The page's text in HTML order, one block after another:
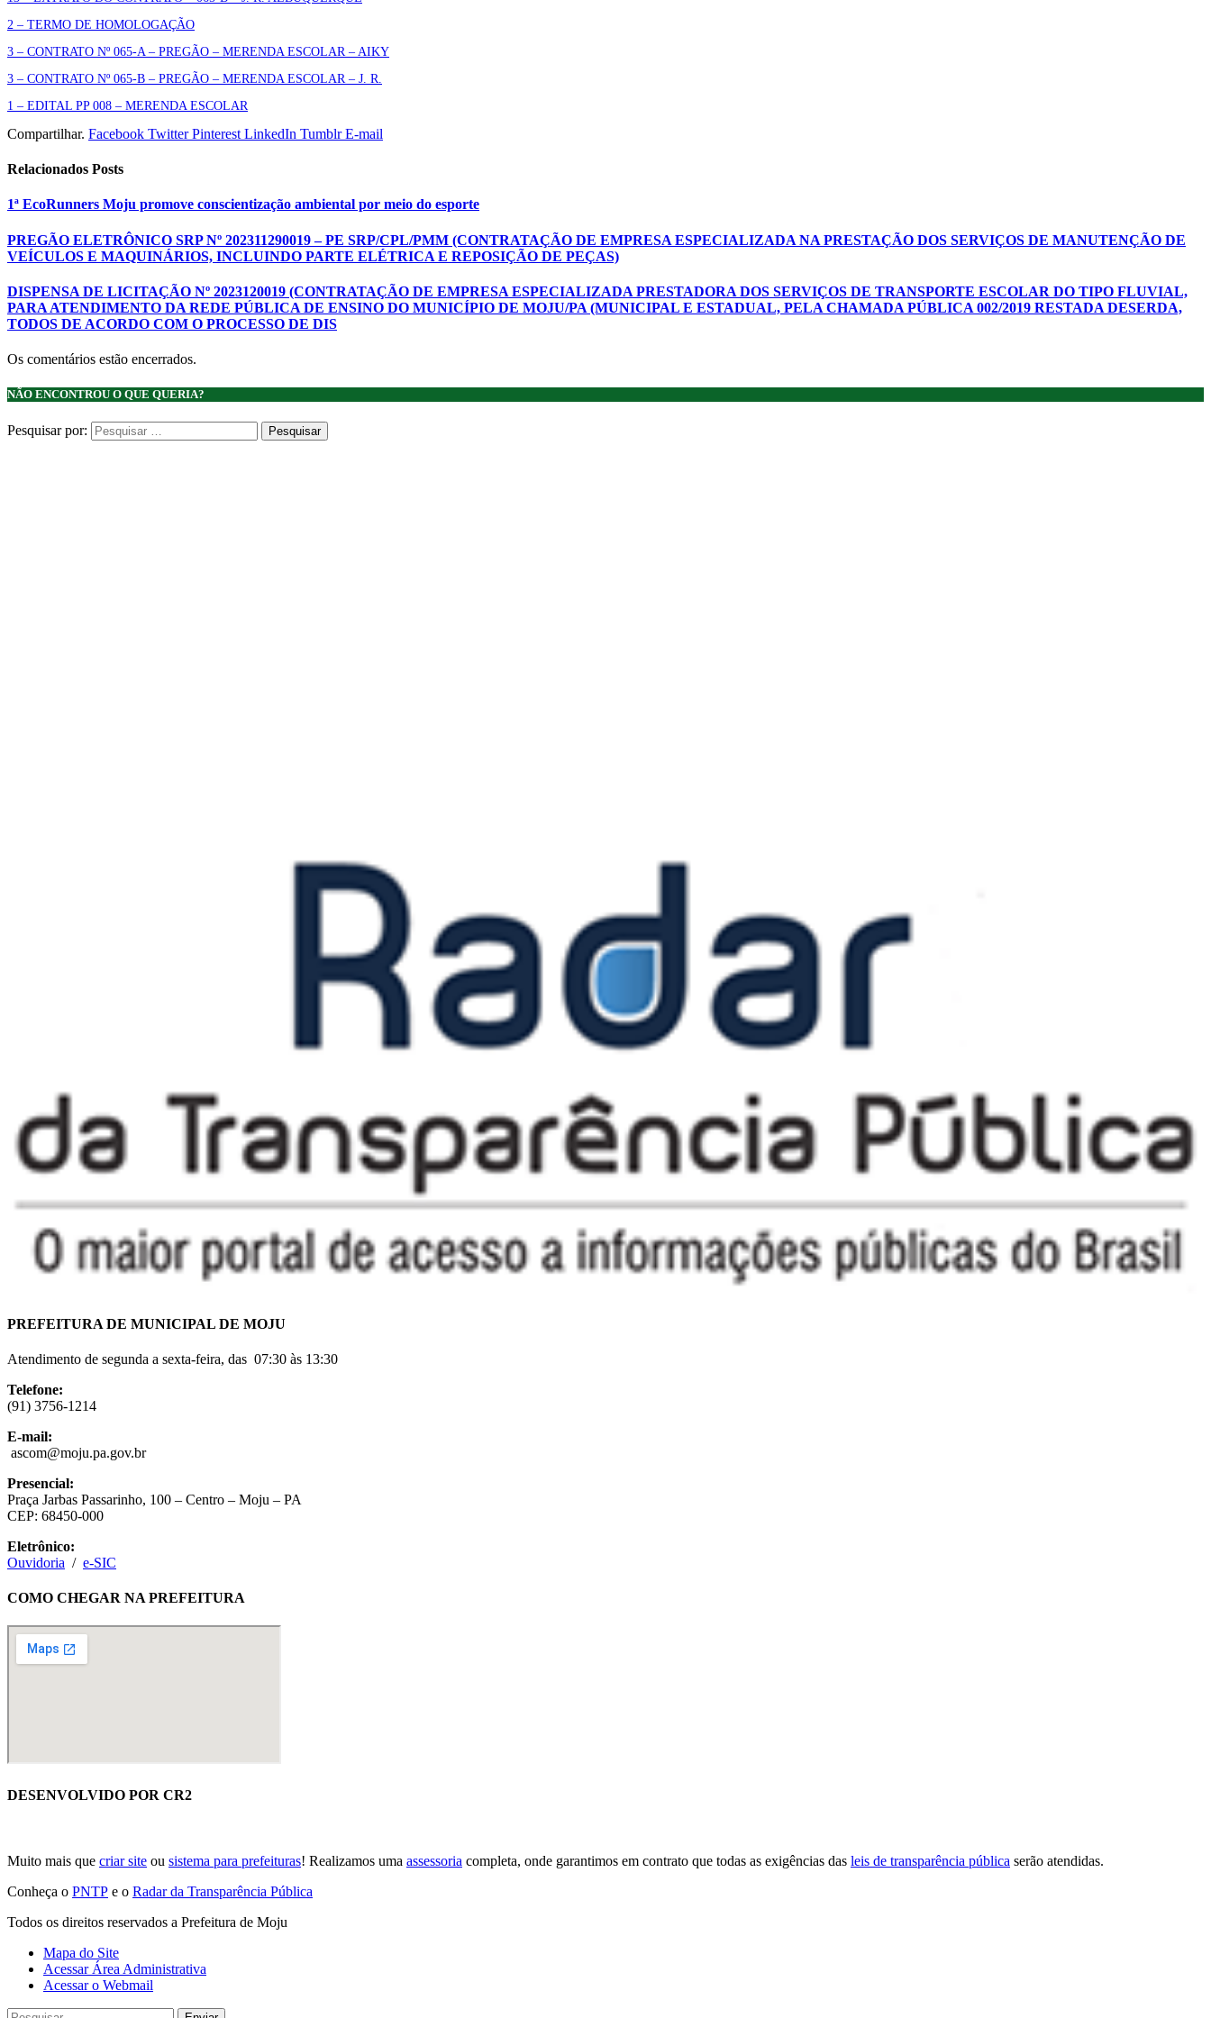
2 – TERMO DE HOMOLOGAÇÃO
3 – CONTRATO Nº 065-A – PREGÃO – MERENDA ESCOLAR – AIKY
3 – CONTRATO Nº 065-B – PREGÃO – MERENDA ESCOLAR – J. R.
1 – EDITAL PP 008 – MERENDA ESCOLAR
Compartilhar. Facebook Twitter Pinterest LinkedIn Tumblr E-mail
Relacionados Posts
1ª EcoRunners Moju promove conscientização ambiental por meio do esporte
PREGÃO ELETRÔNICO SRP Nº 202311290019 – PE SRP/CPL/PMM (CONTRATAÇÃO DE EMPRESA ESPECIALIZADA NA PRESTAÇÃO DOS SERVIÇOS DE MANUTENÇÃO DE
VEÍCULOS E MAQUINÁRIOS, INCLUINDO PARTE ELÉTRICA E REPOSIÇÃO DE PEÇAS)
DISPENSA DE LICITAÇÃO Nº 2023120019 (CONTRATAÇÃO DE EMPRESA ESPECIALIZADA PRESTADORA DOS SERVIÇOS DE TRANSPORTE ESCOLAR DO TIPO FLUVIAL,
PARA ATENDIMENTO DA REDE PÚBLICA DE ENSINO DO MUNICÍPIO DE MOJU/PA (MUNICIPAL E ESTADUAL, PELA CHAMADA PÚBLICA 002/2019 RESTADA DESERDA,
TODOS DE ACORDO COM O PROCESSO DE DIS
Os comentários estão encerrados.
NÃO ENCONTROU O QUE QUERIA?
Pesquisar por:
PREFEITURA DE MUNICIPAL DE MOJU
Atendimento de segunda a sexta-feira, das 07:30 às 13:30
Telefone:
(91) 3756-1214
E-mail:
ascom@moju.pa.gov.br
Presencial:
Praça Jarbas Passarinho, 100 – Centro – Moju – PA
CEP: 68450-000
Eletrônico:
Ouvidoria / e-SIC
COMO CHEGAR NA PREFEITURA
DESENVOLVIDO POR CR2
Muito mais que criar site ou sistema para prefeituras! Realizamos uma assessoria completa, onde garantimos em contrato que todas as exigências das leis de transparência pública serão atendidas.
Conheça o PNTP e o Radar da Transparência Pública
Todos os direitos reservados a Prefeitura de Moju
Mapa do Site
Acessar Área Administrativa
Acessar o Webmail